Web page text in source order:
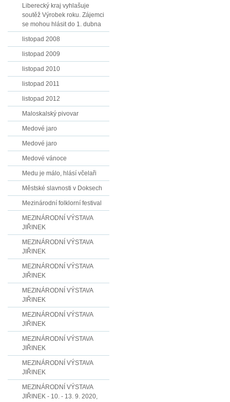
Liberecký kraj vyhlašuje
soutěž Výrobek roku. Zájemci
se mohou hlásit do 1. dubna
listopad 2008
listopad 2009
listopad 2010
listopad 2011
listopad 2012
Maloskalský pivovar
Medové jaro
Medové jaro
Medové vánoce
Medu je málo, hlásí včelaři
Městské slavnosti v Doksech
Mezinárodní folklorní festival
MEZINÁRODNÍ VÝSTAVA
JIŘINEK
MEZINÁRODNÍ VÝSTAVA
JIŘINEK
MEZINÁRODNÍ VÝSTAVA
JIŘINEK
MEZINÁRODNÍ VÝSTAVA
JIŘINEK
MEZINÁRODNÍ VÝSTAVA
JIŘINEK
MEZINÁRODNÍ VÝSTAVA
JIŘINEK
MEZINÁRODNÍ VÝSTAVA
JIŘINEK
MEZINÁRODNÍ VÝSTAVA
JIŘINEK - 10. - 13. 9. 2020,